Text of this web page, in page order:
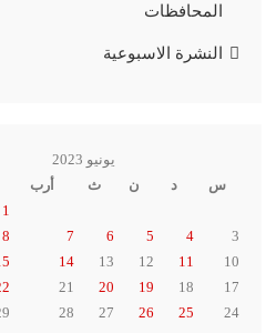
المحافظات
النشرة الاسبوعية
يونيو 2023
س
د ن ث أرب
1
3
4
5
6
7
8
10
11
12
13
14
17
18
19
20
21
24
25
26
27
28